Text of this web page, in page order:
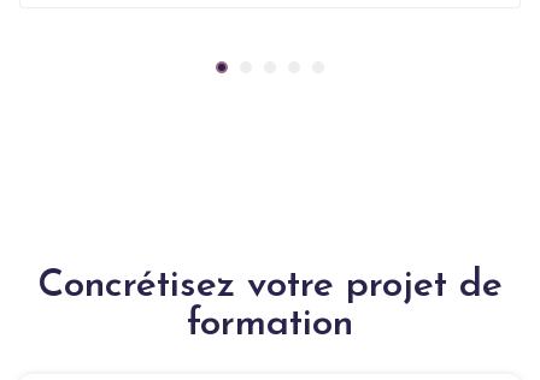
Concrétisez votre projet de
formation